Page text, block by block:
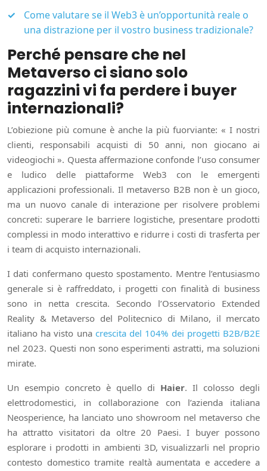
Come valutare se il Web3 è un’opportunità reale o
una distrazione per il vostro business tradizionale?
Perché pensare che nel
Metaverso ci siano solo
ragazzini vi fa perdere i buyer
internazionali?
L’obiezione più comune è anche la più fuorviante: « I nostri
clienti, responsabili acquisti di 50 anni, non giocano ai
videogiochi ». Questa affermazione confonde l’uso consumer
e ludico delle piattaforme Web3 con le emergenti
applicazioni professionali. Il metaverso B2B non è un gioco,
ma un nuovo canale di interazione per risolvere problemi
concreti: superare le barriere logistiche, presentare prodotti
complessi in modo interattivo e ridurre i costi di trasferta per
i team di acquisto internazionali.
I dati confermano questo spostamento. Mentre l’entusiasmo
generale si è raffreddato, i progetti con finalità di business
sono in netta crescita. Secondo l’Osservatorio Extended
Reality & Metaverso del Politecnico di Milano, il mercato
italiano ha visto una crescita del 104% dei progetti B2B/B2E
nel 2023. Questi non sono esperimenti astratti, ma soluzioni
mirate.
Un esempio concreto è quello di Haier. Il colosso degli
elettrodomestici, in collaborazione con l’azienda italiana
Neosperience, ha lanciato uno showroom nel metaverso che
ha attratto visitatori da oltre 20 Paesi. I buyer possono
esplorare i prodotti in ambienti 3D, visualizzarli nel proprio
contesto domestico tramite realtà aumentata e accedere a